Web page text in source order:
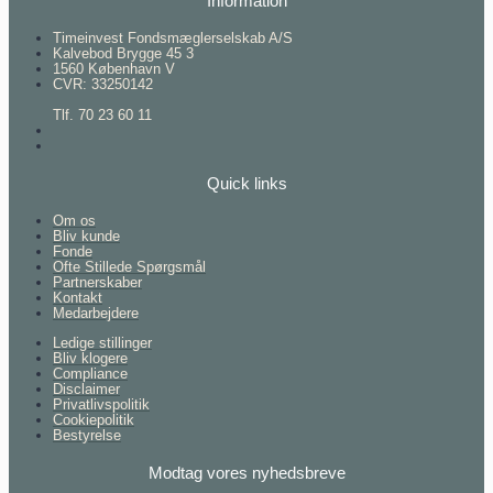
Timeinvest Fondsmæglerselskab A/S
Kalvebod Brygge 45 3
1560 København V
CVR: 33250142
Tlf. 70 23 60 11
Quick links
Om os
Bliv kunde
Fonde
Ofte Stillede Spørgsmål
Partnerskaber
Kontakt
Medarbejdere
Ledige stillinger
Bliv klogere
Compliance
Disclaimer
Privatlivspolitik
Cookiepolitik
Bestyrelse
Modtag vores nyhedsbreve